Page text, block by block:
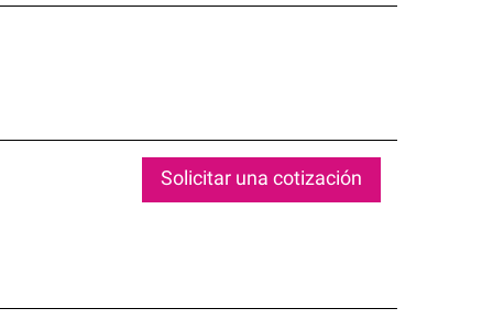
Solicitar una cotización